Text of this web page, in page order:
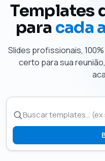
Templates
para cada
Slides profissionais,
certo para sua